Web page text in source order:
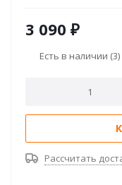
3 090 ₽
Есть в наличии (3)
Рассчитать